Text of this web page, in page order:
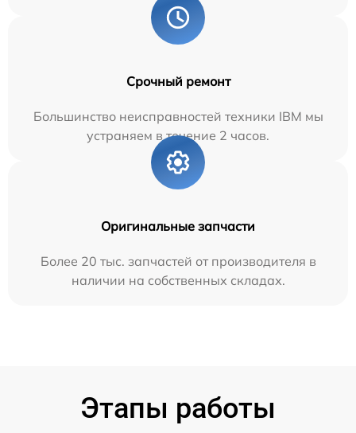
Срочный ремонт
Большинство неисправностей техники IBM мы
устраняем в течение 2 часов.
Оригинальные запчасти
Более 20 тыс. запчастей от производителя в
наличии на собственных складах.
Этапы работы